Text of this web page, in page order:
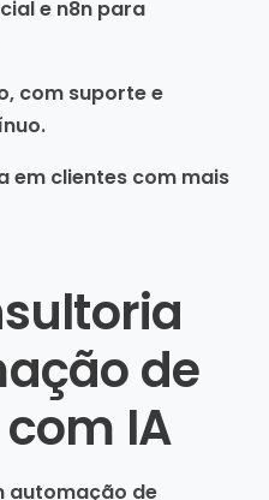
e n8n para
com suporte e
em clientes com mais
de
IA
automação de